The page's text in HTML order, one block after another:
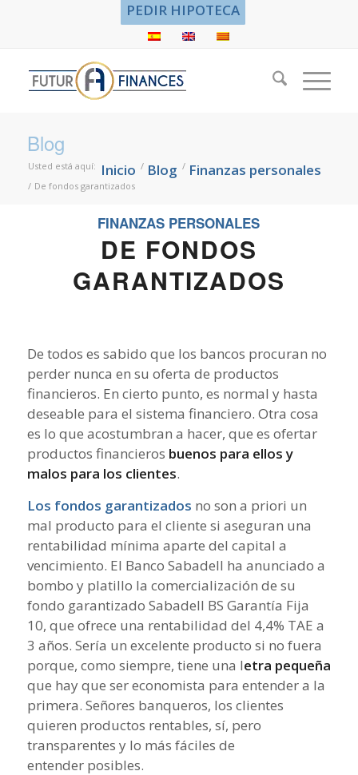
PEDIR HIPOTECA
Blog
Usted está aquí: Inicio / Blog / Finanzas personales
/ De fondos garantizados
FINANZAS PERSONALES
DE FONDOS
GARANTIZADOS
De todos es sabido que los bancos procuran no
perder nunca en su oferta de productos
financieros. En cierto punto, es normal y hasta
deseable para el sistema financiero. Otra cosa
es lo que acostumbran a hacer, que es ofertar
productos financieros buenos para ellos y
malos para los clientes.
Los fondos garantizados no son a priori un
mal producto para el cliente si aseguran una
rentabilidad mínima aparte del capital a
vencimiento. El Banco Sabadell ha anunciado a
bombo y platillo la comercialización de su
fondo garantizado Sabadell BS Garantía Fija
10, que ofrece una rentabilidad del 4,4% TAE a
3 años. Sería un excelente producto si no fuera
porque, como siempre, tiene una letra pequeña
que hay que ser economista para entender a la
primera. Señores banqueros, los clientes
quieren productos rentables, sí, pero
transparentes y lo más fáciles de
entender posibles.